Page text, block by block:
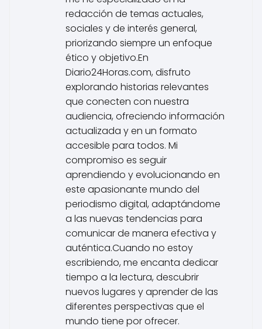
redacción de temas actuales,
sociales y de interés general,
priorizando siempre un enfoque
ético y objetivo.En
Diario24Horas.com, disfruto
explorando historias relevantes
que conecten con nuestra
audiencia, ofreciendo información
actualizada y en un formato
accesible para todos. Mi
compromiso es seguir
aprendiendo y evolucionando en
este apasionante mundo del
periodismo digital, adaptándome
a las nuevas tendencias para
comunicar de manera efectiva y
auténtica.Cuando no estoy
escribiendo, me encanta dedicar
tiempo a la lectura, descubrir
nuevos lugares y aprender de las
diferentes perspectivas que el
mundo tiene por ofrecer.